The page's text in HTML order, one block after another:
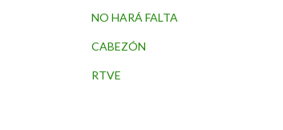
NO HARÁ FALTA
CABEZÓN
RTVE